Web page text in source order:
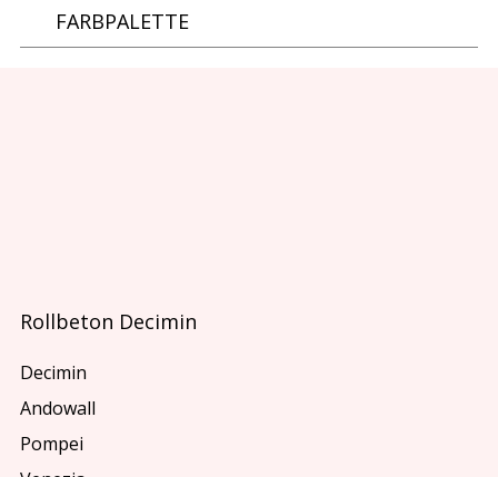
FARBPALETTE
Rollbeton Decimin
Decimin
Andowall
Pompei